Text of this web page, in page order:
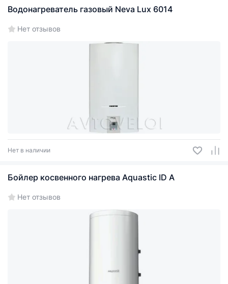
Водонагреватель газовый Neva Lux 6014
Нет отзывов
Нет в наличии
Бойлер косвенного нагрева Aquastic ID A
Нет отзывов